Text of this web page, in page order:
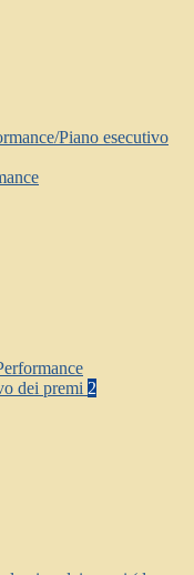
Piano esecutivo
dei premi 2